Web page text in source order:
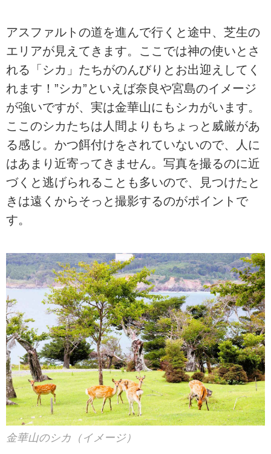
アスファルトの道を進んで行くと途中、芝生の
エリアが見えてきます。ここでは神の使いとさ
れる「シカ」たちがのんびりとお出迎えしてく
れます！”シカ”といえば奈良や宮島のイメージ
が強いですが、実は金華山にもシカがいます。
ここのシカたちは人間よりもちょっと威厳があ
る感じ。かつ餌付けをされていないので、人に
はあまり近寄ってきません。写真を撮るのに近
づくと逃げられることも多いので、見つけたと
きは遠くからそっと撮影するのがポイントで
す。
金華山のシカ（イメージ）